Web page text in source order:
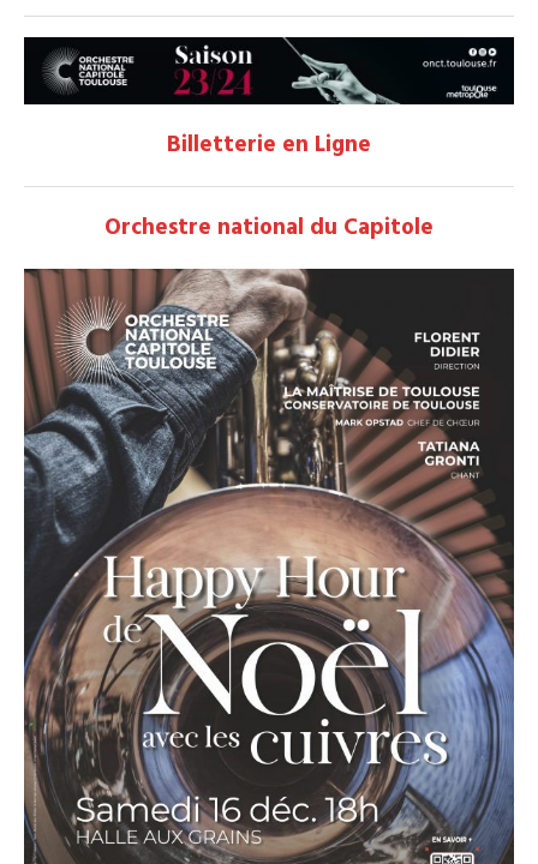
Billetterie en Ligne
Orchestre national du Capitole